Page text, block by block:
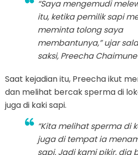
“Saya mengemudi
itu, ketika pemilik sapi
meminta tolong saya
membantunya,” ujar
saksi, Preecha
Saat kejadian itu, Preecha ikut
dan melihat bercak sperma di
juga di kaki sapi.
“Kita melihat sperma di
juga di tempat ia
sapi. Jadi kami pikir, dia